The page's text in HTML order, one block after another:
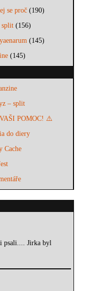
se proč (190)
split(156)
(145)
(145)
– split
POMOC! ⚠️
do diery
Cache
psali.... Jirka byl